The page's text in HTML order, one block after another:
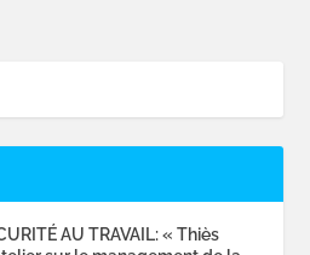
AU TRAVAIL: « Thiès